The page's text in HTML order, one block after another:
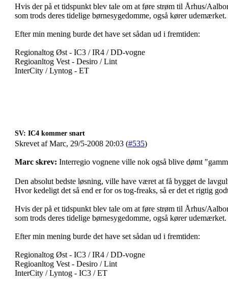
Hvis der på et tidspunkt blev tale om at føre strøm til Århus/
som trods deres tidelige børnesygedomme, også kører udemærket.
Efter min mening burde det have set sådan ud i fremtiden:
Regionaltog Øst - IC3 / IR4 / DD-vogne
Regioanltog Vest - Desiro / Lint
InterCity / Lyntog - ET
SV: IC4 kommer snart
Skrevet af Marc, 29/5-2008 20:03 (#535)
Marc skrev: Interregio vognene ville nok også blive dømt
Den absolut bedste løsning, ville have været at få bygget de
Hvor kedeligt det så end er for os tog-freaks, så er det et rigtig
Hvis der på et tidspunkt blev tale om at føre strøm til Århus/
som trods deres tidelige børnesygedomme, også kører udemærket.
Efter min mening burde det have set sådan ud i fremtiden:
Regionaltog Øst - IC3 / IR4 / DD-vogne
Regioanltog Vest - Desiro / Lint
InterCity / Lyntog - IC3 / ET